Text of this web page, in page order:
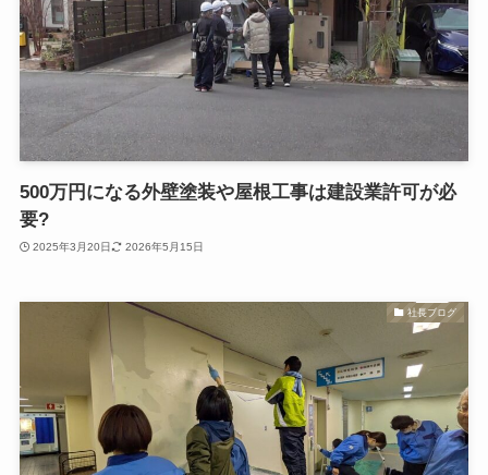
500万円になる外壁塗装や屋根工事は建設業許可が必
要?
2025年3月20日 2026年5月15日
社長ブログ